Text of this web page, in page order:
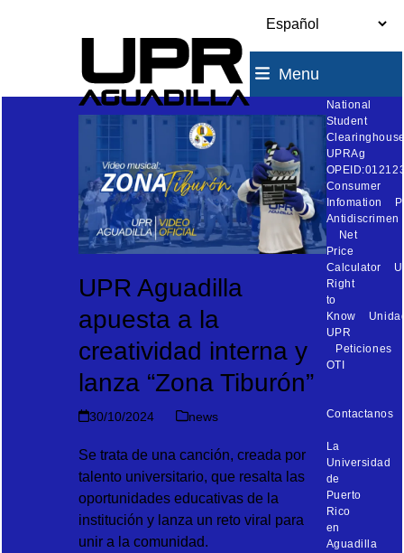
Menu
UPR Aguadilla
apuesta a la
creatividad interna y
lanza “Zona Tiburón”
30/10/2024 news
Se trata de una canción, creada por
talento universitario, que resalta las
oportunidades educativas de la
institución y lanza un reto viral para
unir a la comunidad.
National
Student
UPRAg
Consumer
Infomation
Antidiscrimen
Net
Price
Calculator
Right
to
Know
UPR
Peticiones
OTI
Contactanos
La
Universidad
de
Puerto
Rico
en
Aguadilla